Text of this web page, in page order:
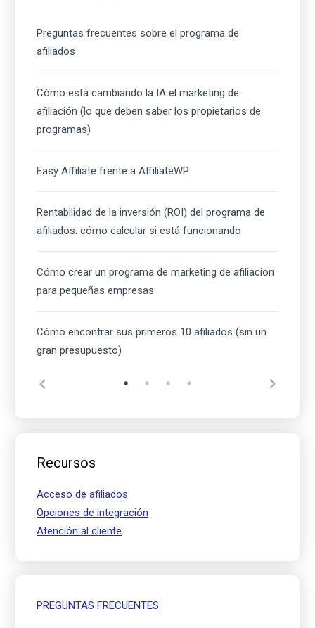
Preguntas frecuentes sobre el programa de
afiliados
Cómo está cambiando la IA el marketing de
afiliación (lo que deben saber los propietarios de
programas)
Easy Affiliate frente a AffiliateWP
Rentabilidad de la inversión (ROI) del programa de
afiliados: cómo calcular si está funcionando
Cómo crear un programa de marketing de afiliación
para pequeñas empresas
Cómo encontrar sus primeros 10 afiliados (sin un
gran presupuesto)
Recursos
Acceso de afiliados
Opciones de integración
Atención al cliente
PREGUNTAS FRECUENTES